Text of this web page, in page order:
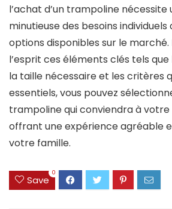
l’achat d’un trampoline nécessite
minutieuse des besoins individuels
options disponibles sur le
l’esprit ces éléments clés tels que
la taille nécessaire et les critères
essentiels, vous pouvez
trampoline qui conviendra à
offrant une expérience agréable
votre famille.
Save
0